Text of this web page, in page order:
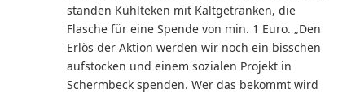
standen Kühlteken mit Kaltgetränken, die
Flasche für eine Spende von min. 1 Euro. „Den
Erlös der Aktion werden wir noch ein bisschen
aufstocken und einem sozialen Projekt in
Schermbeck spenden. Wer das bekommt wird